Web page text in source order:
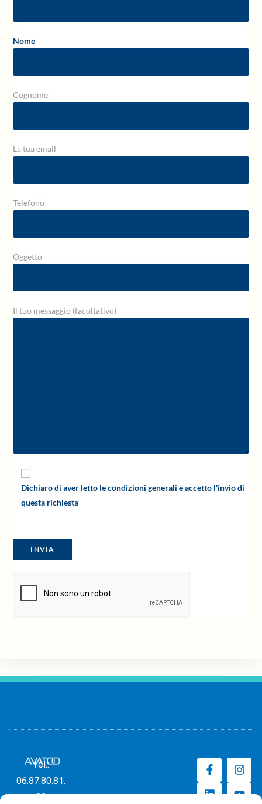
Nome
Cognome
La tua email
Telefono
Oggetto
Il tuo messaggio (facoltativo)
Dichiaro di aver letto le condizioni generali e accetto l'invio di
questa richiesta
Tel.:
06.87.80.81.
00